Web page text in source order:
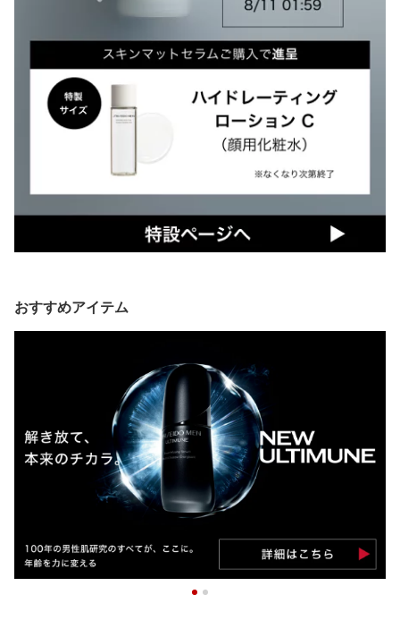
おすすめアイテム